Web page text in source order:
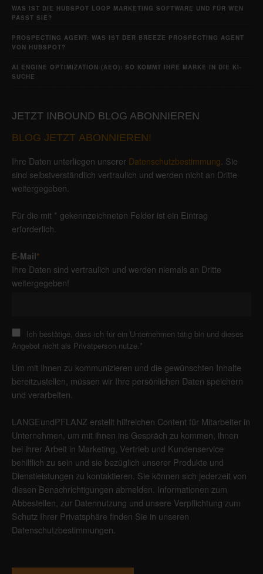
WAS IST DIE HUBSPOT LOOP MARKETING SOFTWARE UND FÜR WEN
PASST SIE?
PROSPECTING AGENT: WAS IST DER BREEZE PROSPECTING AGENT
VON HUBSPOT?
AI ENGINE OPTIMIZATION (AEO): SO KOMMT IHRE MARKE IN DIE KI-
SUCHE
JETZT INBOUND BLOG ABONNIEREN
BLOG JETZT ABONNIEREN!
Ihre Daten unterliegen unserer Datenschutzbestimmung . Sie
sind selbstverständlich vertraulich und werden nicht an Dritte
weitergegeben.
Für die mit * gekennzeichneten Felder ist ein Eintrag
erforderlich.
E-Mail*
Ihre Daten sind vertraulich und werden niemals an Dritte
weitergegeben!
Ich bestätige, dass ich für ein Unternehmen tätig bin und dieses
Angebot nicht als Privatperson nutze. *
Um mit Ihnen zu kommunizieren und die gewünschten Inhalte
bereitzustellen, müssen wir Ihre persönlichen Daten speichern
und verarbeiten.
LANGEundPFLANZ erstellt hilfreichen Content für Mitarbeiter in
Unternehmen, um mit ihnen ins Gespräch zu kommen, ihnen
bei ihrer Arbeit in Marketing, Vertrieb und Kundenservice
behilflich zu sein und sie bezüglich unserer Produkte und
Dienstleistungen zu kontaktieren. Sie können sich jederzeit von
diesen Benachrichtigungen abmelden. Informationen zum
Abbestellen, zur Datennutzung und unsere Verpflichtung zum
Schutz Ihrer Privatsphäre finden Sie in unseren
Datenschutzbestimmungen